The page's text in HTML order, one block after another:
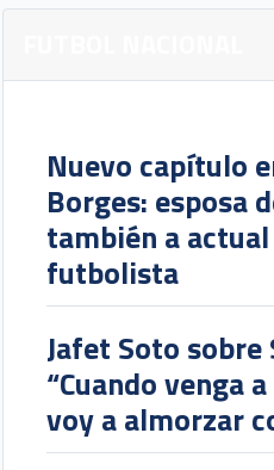
Nuevo capítulo
Borges: esposa
también a
futbolista
Jafet Soto
“Cuando venga
voy a almorzar